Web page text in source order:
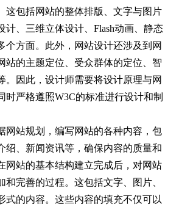
这包括网站的整体排版、文字与图片
计、三维立体设计、Flash动画、静态
个方面。此外，网站设计还涉及到网
站的主题定位、受众群体的定位、智
。因此，设计师需要将设计原理与网
时严格遵照W3C的标准进行设计和制
网站规划，编写网站的各种内容，包
绍、新闻资讯等，确保内容的质量和
网站的基本结构建立完成后，对网站
和完善的过程。这包括文字、图片、
式的内容。这些内容的填充不仅可以